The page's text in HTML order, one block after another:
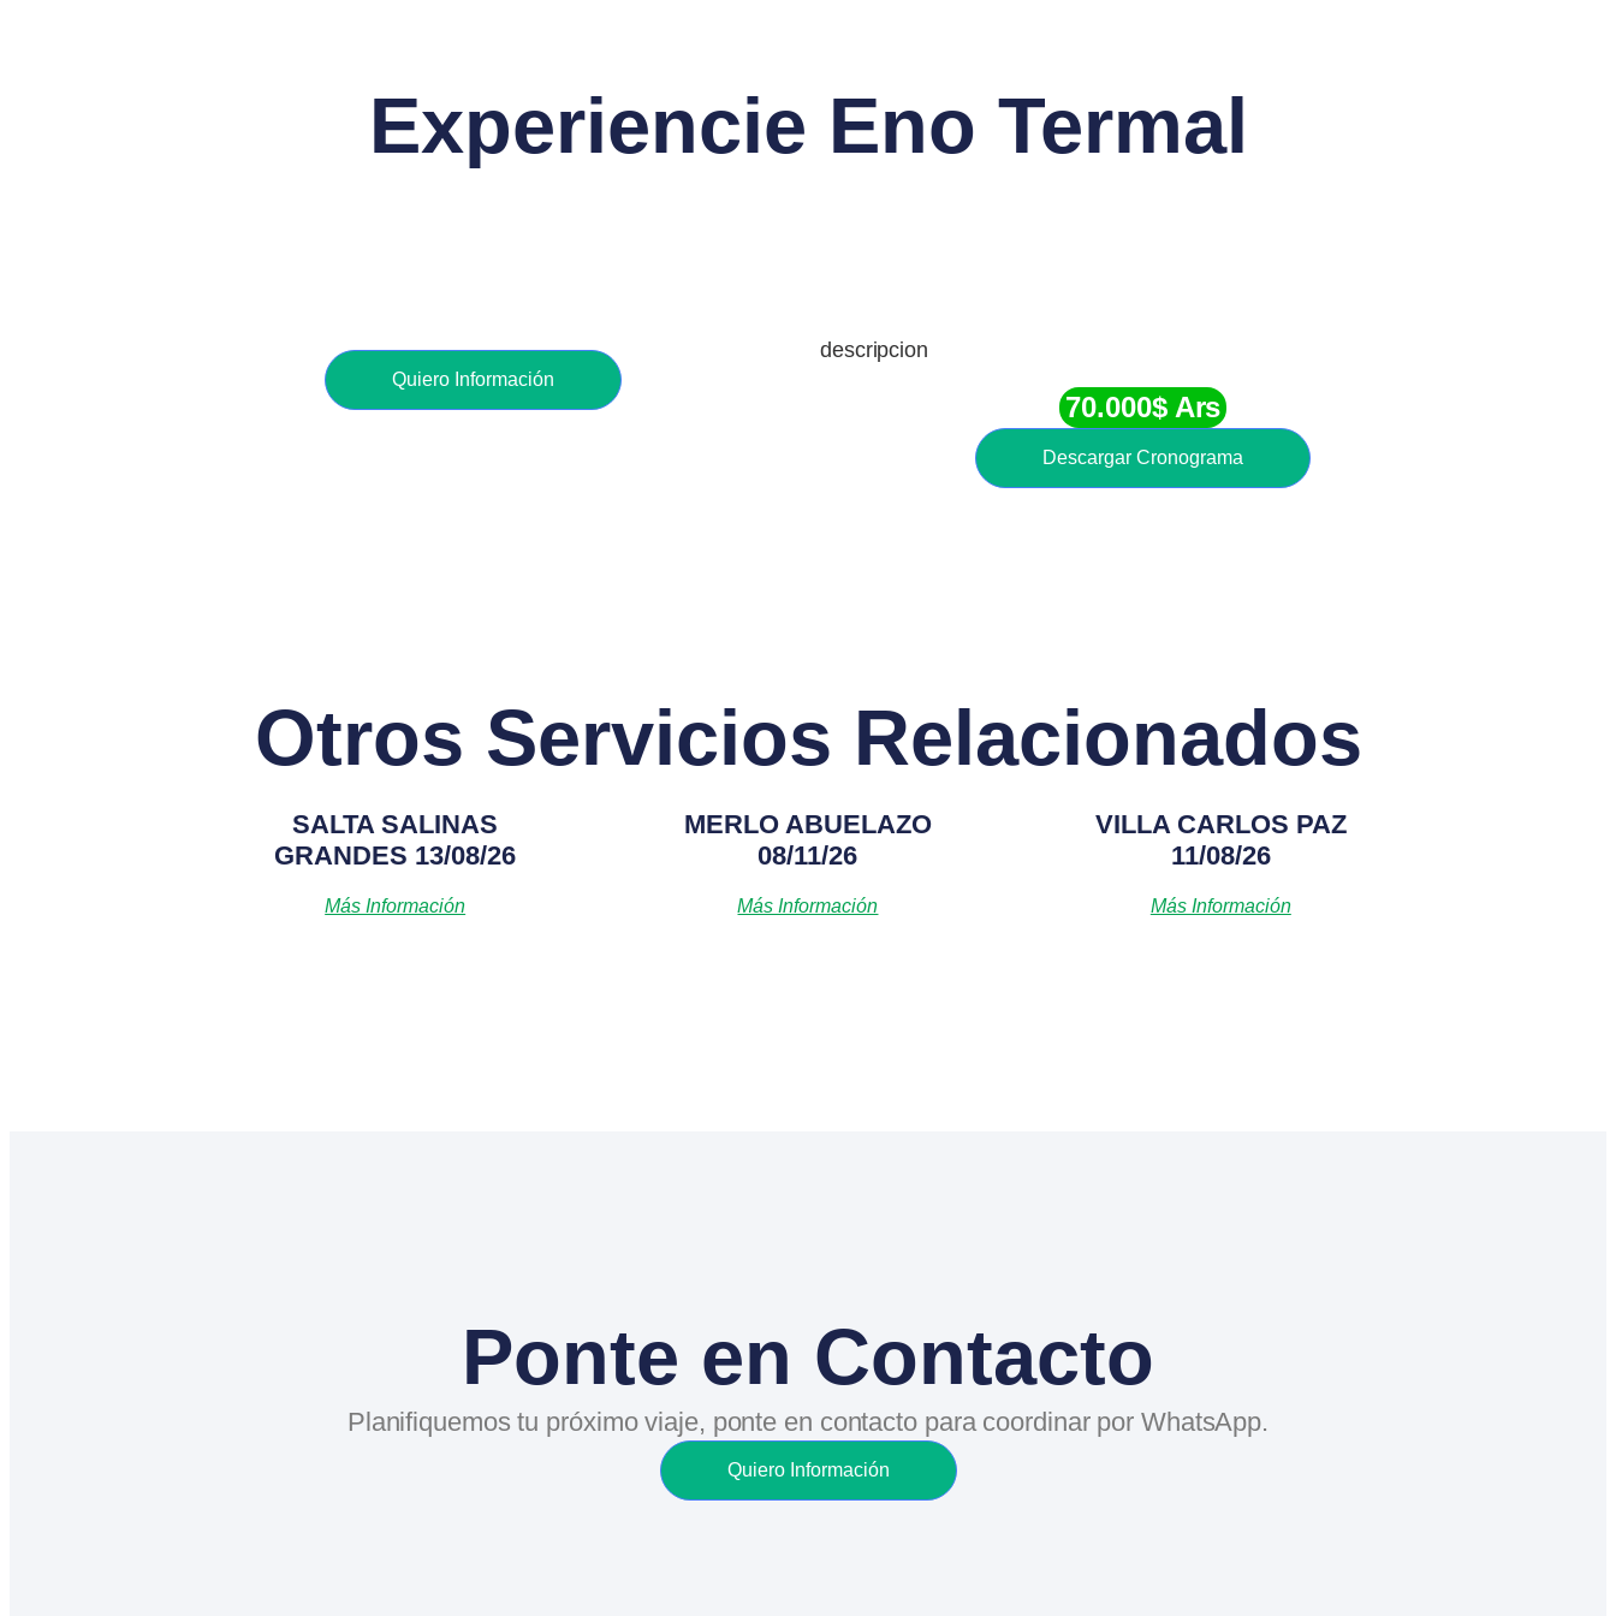
Experiencie Eno Termal
Quiero Información
descripcion
70.000$ Ars
Descargar Cronograma
Otros Servicios Relacionados
SALTA SALINAS
GRANDES 13/08/26
Más Información
MERLO ABUELAZO
08/11/26
Más Información
VILLA CARLOS PAZ
11/08/26
Más Información
Ponte en Contacto
Planifiquemos tu próximo viaje, ponte en contacto para coordinar por WhatsApp.
Quiero Información